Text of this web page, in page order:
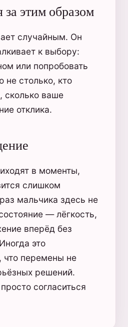
за этим образом
случайным. Он
к выбору:
или попробовать
не столько, кто
сколько ваше
отклика.
в моменты,
слишком
мальчика здесь не
— лёгкость,
вперёд без
это
что перемены не
решений.
согласиться